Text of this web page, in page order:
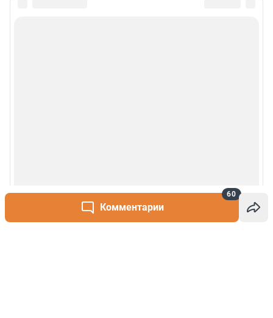
Комментарии
60